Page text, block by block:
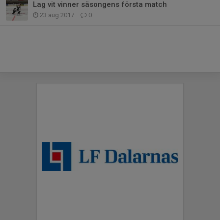
Lag vit vinner säsongens första match
23 aug 2017 0